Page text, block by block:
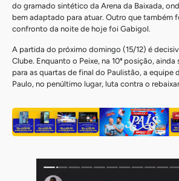
do gramado sintético da Arena da Baixada,
bem adaptado para atuar. Outro que também
confronto da noite de hoje foi Gabigol.
A partida do próximo domingo (15/12) é
Clube. Enquanto o Peixe, na 10ª posição,
para as quartas de final do Paulistão, a equipe
Paulo, no penúltimo lugar, luta contra o